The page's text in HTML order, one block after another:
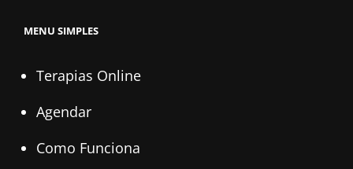
MENU SIMPLES
Terapias Online
Agendar
Como Funciona